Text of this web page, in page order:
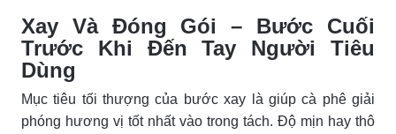
Xay Và Đóng Gói – Bước Cuối
Trước Khi Đến Tay Người Tiêu
Dùng
Mục tiêu tối thượng của bước xay là giúp cà phê giải
phóng hương vị tốt nhất vào trong tách. Độ mịn hay thô